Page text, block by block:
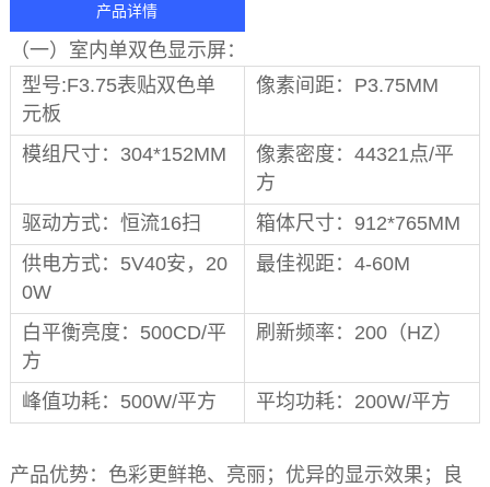
产品详情
（一）室内单双色显示屏：
型号:F3.75表贴双色单
元板
像素间距：P3.75MM
模组尺寸：304*152MM
像素密度：44321点/平
方
驱动方式：恒流16扫
箱体尺寸：912*765MM
供电方式：5V40安，20
0W
最佳视距：4-60M
白平衡亮度：500CD/平
方
刷新频率：200（HZ）
峰值功耗：500W/平方 平均功耗：200W/平方
产品优势：色彩更鲜艳、亮丽；优异的显示效果；良